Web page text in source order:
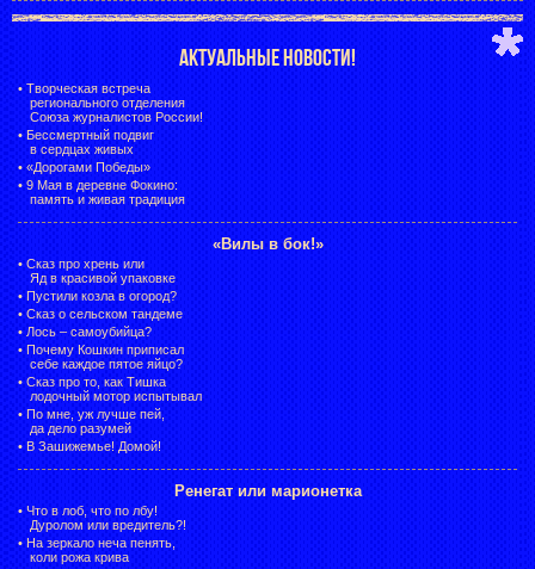
АКТУАЛЬНЫЕ НОВОСТИ!
• Творческая встреча
регионального отделения
Союза журналистов России!
• Бессмертный подвиг
в сердцах живых
• «Дорогами Победы»
• 9 Мая в деревне Фокино:
память и живая традиция
«Вилы в бок!»
• Сказ про хрень или
Яд в красивой упаковке
• Пустили козла в огород?
• Сказ о сельском тандеме
• Лось – самоубийца?
• Почему Кошкин приписал
себе каждое пятое яйцо?
• Сказ про то, как Тишка
лодочный мотор испытывал
• По мне, уж лучше пей,
да дело разумей
• В Зашижемье! Домой!
Ренегат или марионетка
• Что в лоб, что по лбу!
Дуролом или вредитель?!
• На зеркало неча пенять,
коли рожа крива